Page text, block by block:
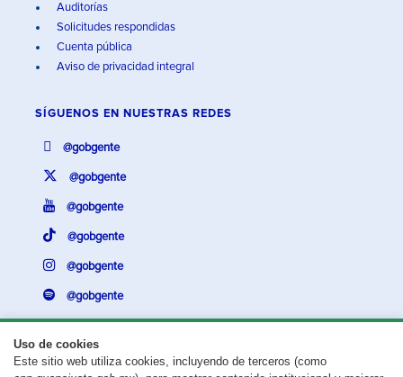
Uso de cookies
Este sitio web utiliza cookies, incluyendo de terceros (como
Auditorías
Solicitudes respondidas
Cuenta pública
Aviso de privacidad integral
SÍGUENOS EN NUESTRAS REDES
@gobgente
@gobgente
@gobgente
@gobgente
@gobgente
@gobgente
¿Existe algún problema con esta página?Repórtalo aquí.